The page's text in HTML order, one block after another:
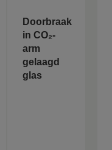
Doorbraak
in CO₂-
arm
gelaagd
glas